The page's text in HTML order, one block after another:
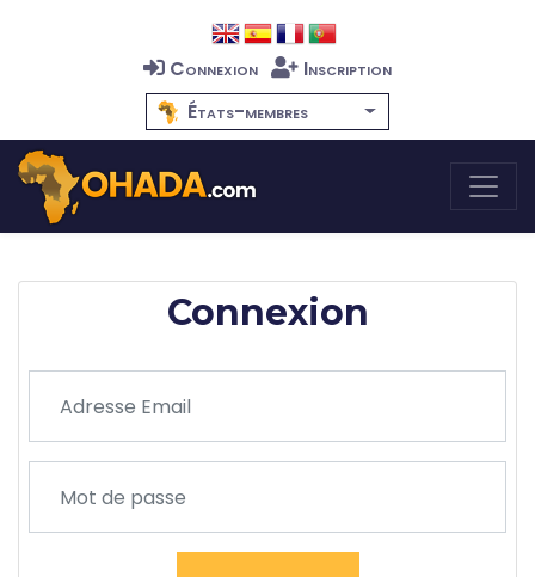
Connexion
Inscription
États-membres
Connexion